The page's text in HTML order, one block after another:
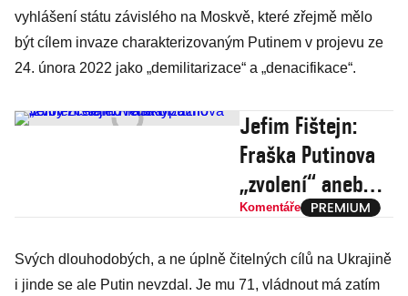
vyhlášení státu závislého na Moskvě, které zřejmě mělo
být cílem invaze charakterizovaným Putinem v projevu ze
24. února 2022 jako „demilitarizace“ a „denacifikace“.
Jefim Fištejn:
Fraška Putinova
„zvolení“ aneb
Rusko zažilo volby
Komentáře
Svých dlouhodobých, a ne úplně čitelných cílů na Ukrajině
i jinde se ale Putin nevzdal. Je mu 71, vládnout má zatím